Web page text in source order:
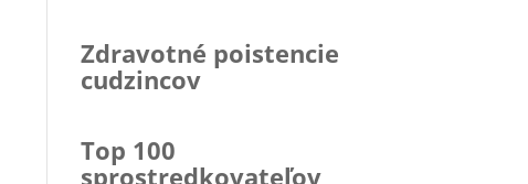
Zdravotné poistencie
cudzincov
Top 100
sprostredkovateľov